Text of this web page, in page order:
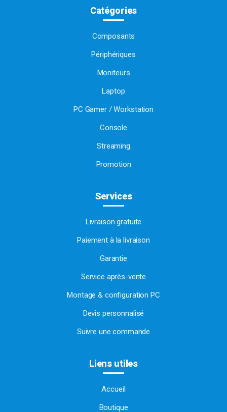
Catégories
Composants
Périphériques
Moniteurs
Laptop
PC Gamer / Workstation
Console
Streaming
Promotion
Services
Livraison gratuite
Paiement à la livraison
Garantie
Service après-vente
Montage & configuration PC
Devis personnalisé
Suivre une commande
Liens utiles
Accueil
Boutique